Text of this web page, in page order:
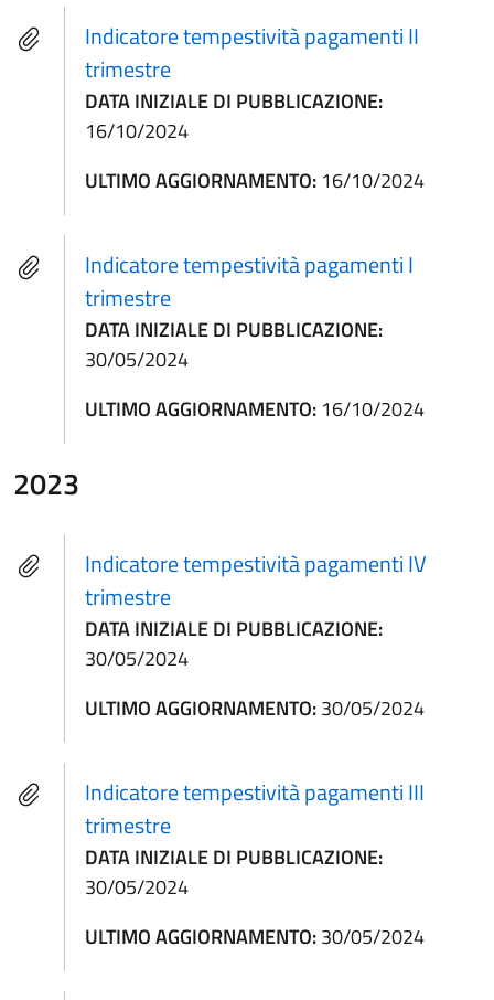
Indicatore tempestività pagamenti II
trimestre
DATA INIZIALE DI PUBBLICAZIONE:
16/10/2024
ULTIMO AGGIORNAMENTO: 16/10/2024
Indicatore tempestività pagamenti I
trimestre
DATA INIZIALE DI PUBBLICAZIONE:
30/05/2024
ULTIMO AGGIORNAMENTO: 16/10/2024
2023
Indicatore tempestività pagamenti IV
trimestre
DATA INIZIALE DI PUBBLICAZIONE:
30/05/2024
ULTIMO AGGIORNAMENTO:30/05/2024
Indicatore tempestività pagamenti III
trimestre
DATA INIZIALE DI PUBBLICAZIONE:
30/05/2024
ULTIMO AGGIORNAMENTO:30/05/2024